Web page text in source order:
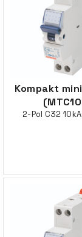
Kompakt
2-Pol C32